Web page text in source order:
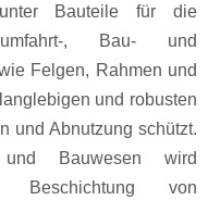
Bauteile für die
, Bau- und
Felgen, Rahmen und
und robusten
und Abnutzung schützt.
Bauwesen wird
Beschichtung von